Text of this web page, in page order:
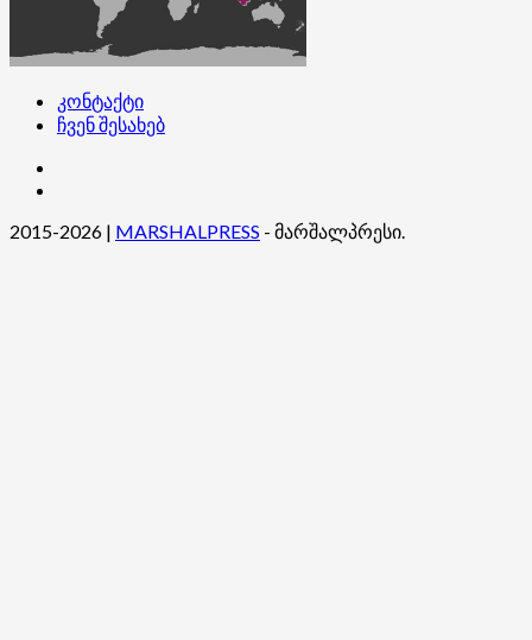
კონტაქტი
ჩვენ შესახებ
2015-2026 | MARSHALPRESS - მარშალპრესი.